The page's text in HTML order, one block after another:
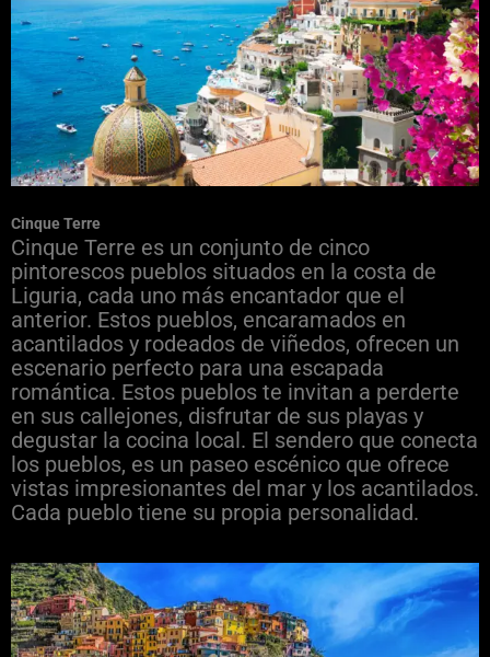
Cinque Terre
Cinque Terre es un conjunto de cinco
pintorescos pueblos situados en la costa de
Liguria, cada uno más encantador que el
anterior. Estos pueblos, encaramados en
acantilados y rodeados de viñedos, ofrecen un
escenario perfecto para una escapada
romántica. Estos pueblos te invitan a perderte
en sus callejones, disfrutar de sus playas y
degustar la cocina local. El sendero que conecta
los pueblos, es un paseo escénico que ofrece
vistas impresionantes del mar y los acantilados.
Cada pueblo tiene su propia personalidad.